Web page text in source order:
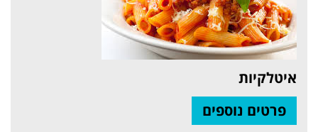
איטלקיות
פרטים נוספים